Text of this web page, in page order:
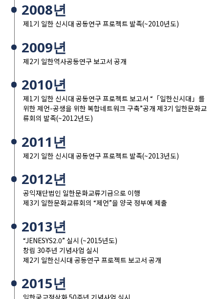
2008년
제1기 일한 신시대 공동연구 프로젝트 발족(~2010년도)
2009년
제2기 일한역사공동연구 보고서 공개
2010년
제1기 일한 신시대 공동연구 프로젝트 보고서 “「일한신시대」를
위한 제언-공생을 위한 복합네트워크 구축”공개 제3기 일한문화교
류회의 발족(~2012년도)
2011년
제2기 일한 신시대 공동연구 프로젝트 발족(~2013년도)
2012년
공익재단법인 일한문화교류기금으로 이행
제3기 일한문화교류회의 “제언”을 양국 정부에 제출
2013년
“JENESYS2.0” 실시 (~2015년도)
창립 30주년 기념사업 실시
제2기 일한신시대 공동연구 프로젝트 보고서 공개
2015년